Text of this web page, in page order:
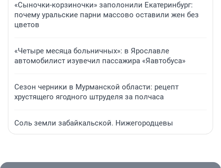
«Сыночки-корзиночки» заполонили Екатеринбург:
почему уральские парни массово оставили жен без
цветов
«Четыре месяца больничных»: в Ярославле
автомобилист изувечил пассажира «Яавтобуса»
Сезон черники в Мурманской области: рецепт
хрустящего ягодного штруделя за полчаса
Соль земли забайкальской. Нижегородцевы